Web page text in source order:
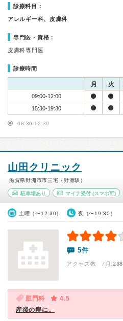
診療科目：
アレルギー科、皮膚科
専門医・資格：
皮膚科専門医
診療時間
月 火
09:00-12:00
15:30-19:30
08:30-12:30
山田クリニック
滋賀県野洲市市三宅（野洲駅）
駐車場あり マイナ受付(スマホ可)
土曜（〜12:30） 夜（〜19:30）
5件
アクセス数 7月:288
肛門科
4.5
産後の痔に。